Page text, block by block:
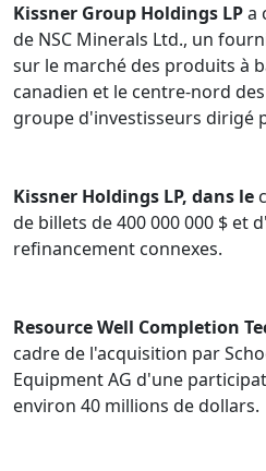
Kissner Group Holdings LPa
de NSC Minerals Ltd., un
sur le marché des produits à
canadien et le centre-nord
groupe d'investisseurs dirigé
Kissner Holdings LP, dans le
de billets de 400 000 000 $ et
refinancement connexes.
Resource Well Completion
cadre de l'acquisition par
Equipment AG d'une
environ 40 millions de dollars.